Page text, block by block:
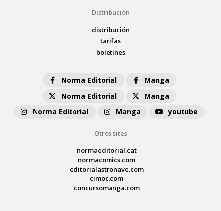
Distribución
distribución
tarifas
boletines
Norma Editorial
Manga
Norma Editorial
Manga
Norma Editorial
Manga youtube
Otros sites
normaeditorial.cat
normacomics.com
editorialastronave.com
cimoc.com
concursomanga.com